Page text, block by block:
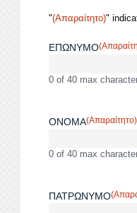
"(Απαραίτητο)"
ΕΠΩΝΥΜΟ
0 of 40 max
ΟΝΟΜΑ(Απαραίτητο)
0 of 40 max
ΠΑΤΡΩΝΥΜΟ